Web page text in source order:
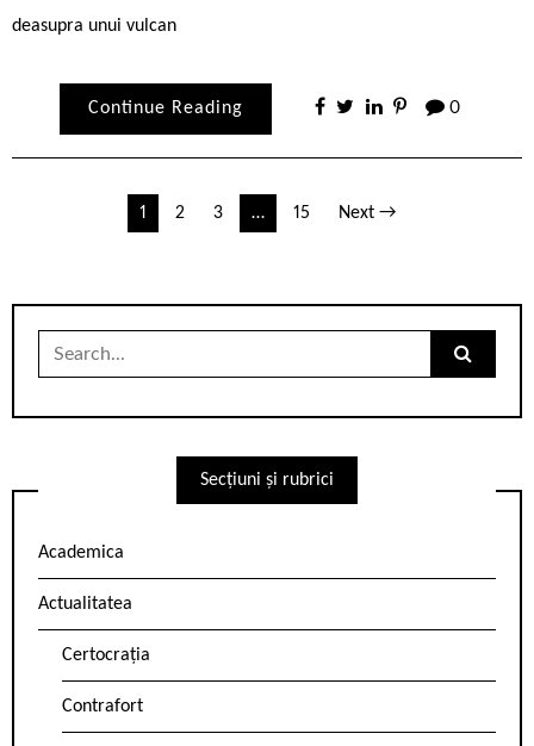
deasupra unui vulcan
Continue Reading 0
Paginație
1 2 3 … 15 Next →
Search
Secțiuni și rubrici
Academica
Actualitatea
Certocrația
Contrafort